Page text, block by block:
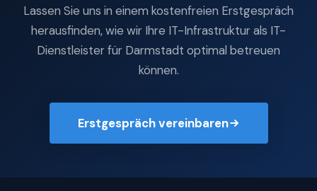
Lassen Sie uns in einem kostenfreien Erstgespräch
herausfinden, wie wir Ihre IT-Infrastruktur als IT-
Dienstleister für Darmstadt optimal betreuen
können.
Erstgespräch vereinbaren